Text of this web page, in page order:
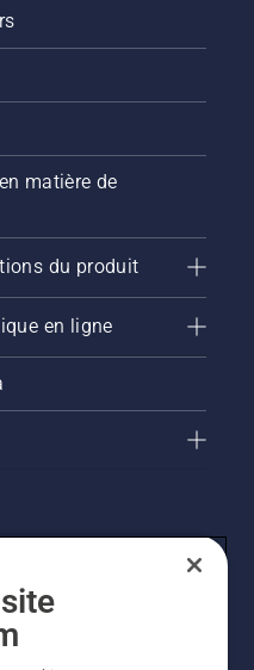
matière de
du produit
en ligne